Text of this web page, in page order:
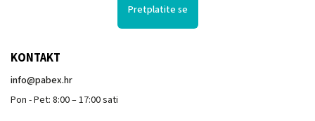
Pretplatite se
KONTAKT
info@pabex.hr
Pon - Pet: 8:00 – 17:00 sati